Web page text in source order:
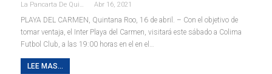
La Pancarta De Quintana Roo Abr 16, 2021
PLAYA DEL CARMEN, Quintana Roo, 16 de abril. – Con el objetivo de
tomar ventaja, el Inter Playa del Carmen, visitará este sábado a Colima
Futbol Club, a las 19:00 horas en el en el …
LEE MAS...